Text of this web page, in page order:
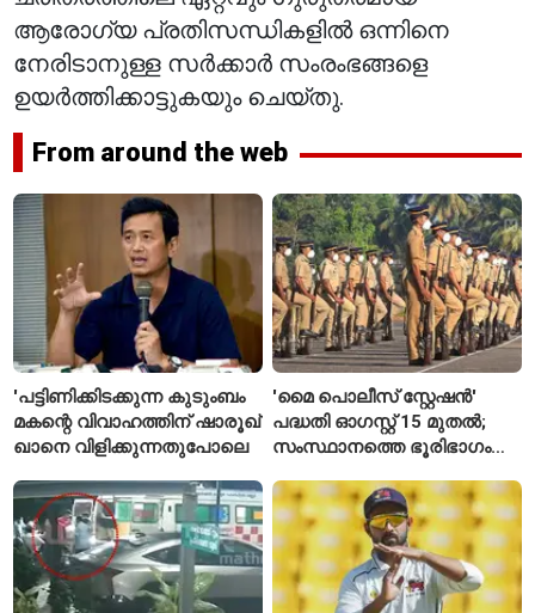
ആരോഗ്യ പ്രതിസന്ധികളിൽ ഒന്നിനെ
നേരിടാനുള്ള സർക്കാർ സംരംഭങ്ങളെ
ഉയർത്തിക്കാട്ടുകയും ചെയ്തു.
From around the web
'പട്ടിണിക്കിടക്കുന്ന കുടുംബം
മകന്റെ വിവാഹത്തിന് ഷാരൂഖ്
ഖാനെ വിളിക്കുന്നതുപോലെ
'മൈ പൊലീസ് സ്റ്റേഷൻ'
പദ്ധതി ഓഗസ്റ്റ് 15 മുതൽ;
സംസ്ഥാനത്തെ ഭൂരിഭാഗം
എസ്‌ഐമാർക്ക്